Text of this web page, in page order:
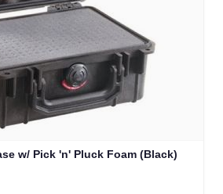
w/ Pick 'n' Pluck Foam (Black)